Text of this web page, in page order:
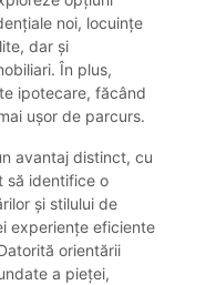
noi, locuințe
dar și
În plus,
ipotecare, făcând
ușor de parcurs.
avantaj distinct, cu
să identifice o
și stilului de
experiențe eficiente
orientării
a pieței,